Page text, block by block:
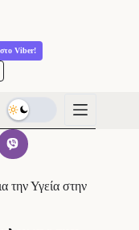
Viber!
την Υγεία στην